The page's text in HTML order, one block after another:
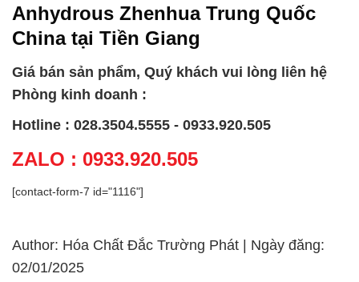
Anhydrous Zhenhua Trung Quốc
China tại Tiền Giang
Giá bán sản phẩm, Quý khách vui lòng liên hệ
Phòng kinh doanh :
Hotline : 028.3504.5555 - 0933.920.505
ZALO : 0933.920.505
[contact-form-7 id="1116"]
Author: Hóa Chất Đắc Trường Phát | Ngày đăng:
02/01/2025